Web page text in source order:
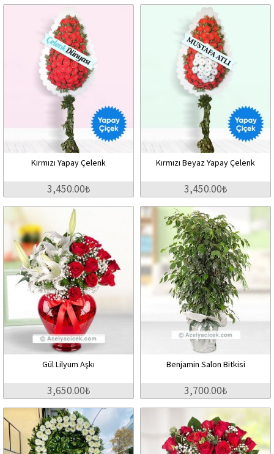
Kırmızı Yapay Çelenk
3,450.00₺
Kırmızı Beyaz Yapay Çelenk
3,450.00₺
Gül Lilyum Aşkı
3,650.00₺
Benjamin Salon Bitkisi
3,700.00₺